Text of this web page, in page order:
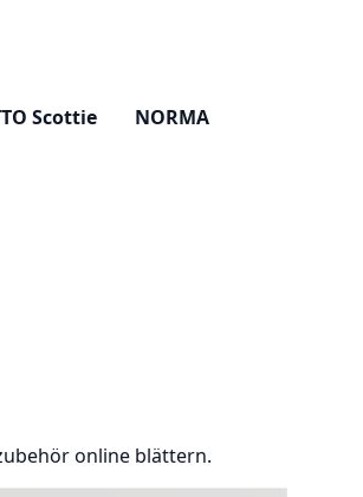
Scottie NORMA
online blättern.